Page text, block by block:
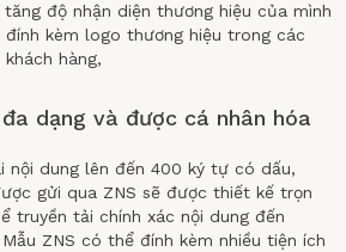
độ nhận diện thương hiệu của mình
đính kèm logo thương hiệu trong các
hàng,
dạng và được cá nhân hóa
nội dung lên đến 400 ký tự có dấu,
gửi qua ZNS sẽ được thiết kế trọn
truyền tải chính xác nội dung đến
ZNS có thể đính kèm nhiều tiện ích